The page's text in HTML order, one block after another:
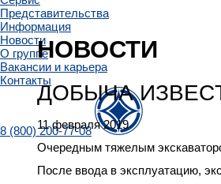
Представительства
Информация
Новости
О группе
Вакансии и карьера
Контакты
8 (800) 200-77-08
НОВОСТИ
ДОБЫЧА
11 февраля 2019
Очередным тяжелым
После ввода в эксплуатацию,